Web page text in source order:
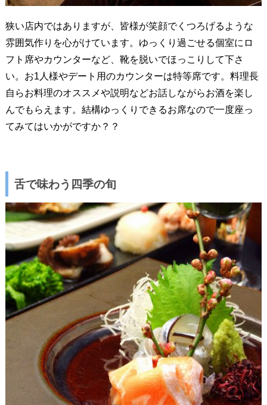
狭い店内ではありますが、皆様が笑顔でくつろげるような
雰囲気作りを心がけています。ゆっくり過ごせる個室にロ
フト席やカウンターなど、靴を脱いでほっこりして下さ
い。お1人様やデート用のカウンターは特等席です。料理長
自らお料理のオススメや説明などお話しながらお酒を楽し
んでもらえます。結構ゆっくりできるお席なので一度座っ
てみてはいかがですか？？
舌で味わう四季の旬